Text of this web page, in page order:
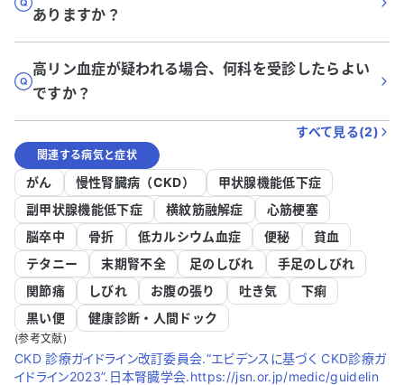
ありますか？
高リン血症が疑われる場合、何科を受診したらよい
ですか？
すべて見る(2)
関連する病気と症状
がん 慢性腎臓病（CKD）
甲状腺機能低下症
副甲状腺機能低下症
横紋筋融解症
心筋梗塞
脳卒中
骨折 低カルシウム血症 便秘
貧血
テタニー
末期腎不全 足のしびれ
手足のしびれ
関節痛
しびれ お腹の張り 吐き気
下痢
黒い便
健康診断・人間ドック
(参考文献)
CKD 診療ガイドライン改訂委員会.“エビデンスに基づく CKD診療ガ
イドライン2023”.日本腎臓学会.https://jsn.or.jp/medic/guidelin